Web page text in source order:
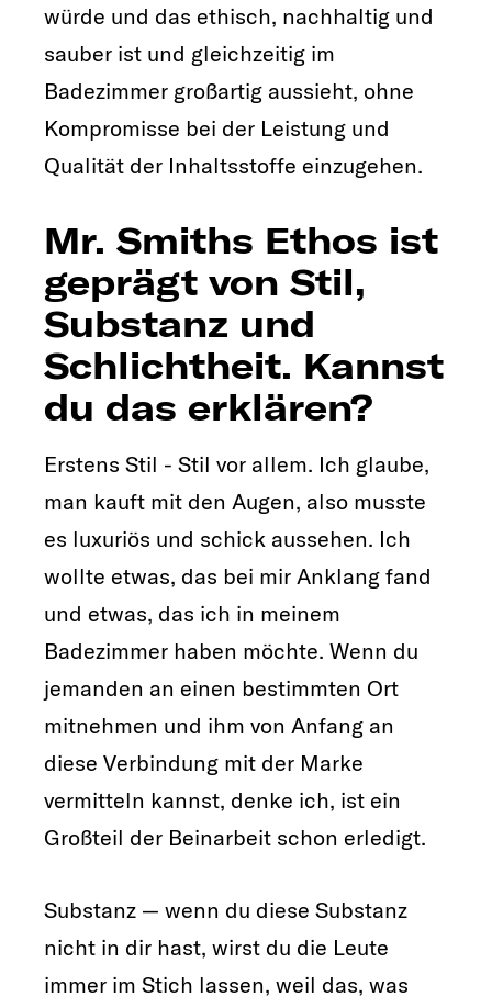
würde und das ethisch, nachhaltig und
sauber ist und gleichzeitig im
Badezimmer großartig aussieht, ohne
Kompromisse bei der Leistung und
Qualität der Inhaltsstoffe einzugehen.
Mr. Smiths Ethos ist
geprägt von Stil,
Substanz und
Schlichtheit. Kannst
du das erklären?
Erstens Stil - Stil vor allem. Ich glaube,
man kauft mit den Augen, also musste
es luxuriös und schick aussehen. Ich
wollte etwas, das bei mir Anklang fand
und etwas, das ich in meinem
Badezimmer haben möchte. Wenn du
jemanden an einen bestimmten Ort
mitnehmen und ihm von Anfang an
diese Verbindung mit der Marke
vermitteln kannst, denke ich, ist ein
Großteil der Beinarbeit schon erledigt.
Substanz — wenn du diese Substanz
nicht in dir hast, wirst du die Leute
immer im Stich lassen, weil das, was